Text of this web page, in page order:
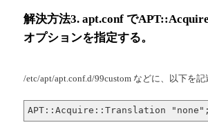
解決方法3. apt.conf で
オプションを指定する。
/etc/apt/apt.conf.d/99custom などに、以下を記
APT::Acquire::Translation "none";